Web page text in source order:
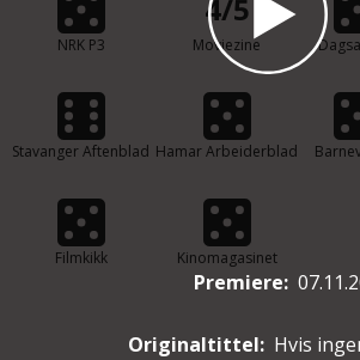
NRK P3
4/5
Moviezine
Stavanger Aftenblad Hamar Arbeiderblad
Filmkikk Kinomagasinet
Premiere:
Originaltittel: Hvis